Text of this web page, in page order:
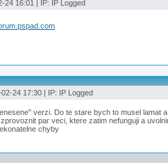
24 16:01 | IP: IP Logged
24 17:30 | IP: IP Logged
verzi. Do te stare bych to musel lamat
par veci, ktere zatim nefunguji a
chyby